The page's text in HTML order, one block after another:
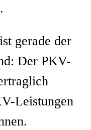
gerade der
Der PKV-
Leistungen